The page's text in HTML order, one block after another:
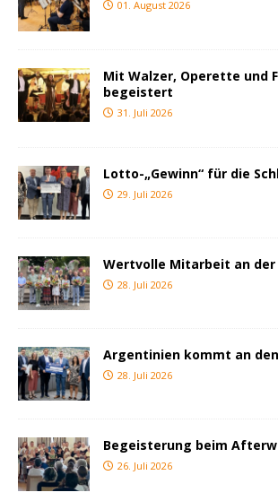
01. August 2026
Mit Walzer, Operette und
begeistert
31. Juli 2026
Lotto-„Gewinn“ für die
29. Juli 2026
Wertvolle Mitarbeit an der
28. Juli 2026
Argentinien kommt an
28. Juli 2026
Begeisterung beim
26. Juli 2026